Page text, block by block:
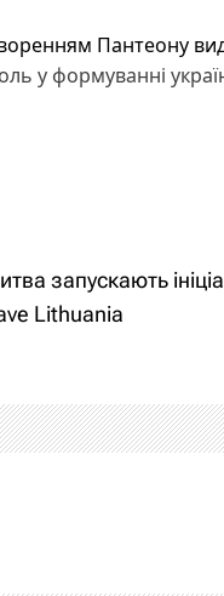
Пантеону
у формуванні
запускають
Lithuania